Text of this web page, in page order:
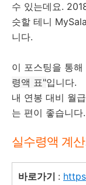
수 있는데요.
슷할 테니
니다.
이 포스팅을 통
령액 표"입니다.
내 연봉 대비 월
는 편이 좋습니다.
실수령액 계
바로가기 :